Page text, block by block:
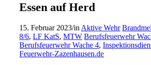
Essen auf Herd
15. Februar 2023/in Aktive Wehr
8/6,LF KatS,MTW Berufsfeuerwehr
Berufsfeuerwehr Wache 4,
Feuerwehr-Zazenhausen.de